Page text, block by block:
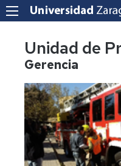
Unidad de
Gerencia